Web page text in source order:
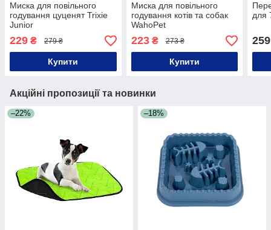
Миска для повільного
годування цуценят Trixie
Junior
229 ₴ 279 ₴
Купити
Миска для повільного
годування котів та собак
WahoPet
223₴ 273 ₴
Купити
для
259
Акційні пропозиції та новинки
–22% –18%